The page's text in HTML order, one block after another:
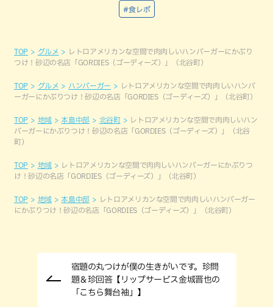
#食レポ
TOP グルメ
レトロアメリカンな空間で肉肉しいハンバーガーにかぶり
つけ！砂辺の名店「GORDIES（ゴーディーズ）」（北谷町）
TOP グルメ ハンバーガー
レトロアメリカンな空間で肉肉しいハンバ
ーガーにかぶりつけ！砂辺の名店「GORDIES（ゴーディーズ）」（北谷町）
TOP 地域 本島中部 北谷町
レトロアメリカンな空間で肉肉しいハン
バーガーにかぶりつけ！砂辺の名店「GORDIES（ゴーディーズ）」（北谷
町）
TOP 地域
レトロアメリカンな空間で肉肉しいハンバーガーにかぶりつ
け！砂辺の名店「GORDIES（ゴーディーズ）」（北谷町）
TOP 地域 本島中部
レトロアメリカンな空間で肉肉しいハンバーガー
にかぶりつけ！砂辺の名店「GORDIES（ゴーディーズ）」（北谷町）
宿題の丸つけが僕の生きがいです。珍問
題＆珍回答【リップサービス金城晋也の
「こちら舞台袖」】